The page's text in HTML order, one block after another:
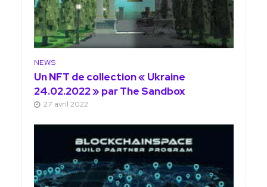
NEWS
Un NFT de collection « Ukraine
24.02.2022 » par The Sandbox
27 avril 2022